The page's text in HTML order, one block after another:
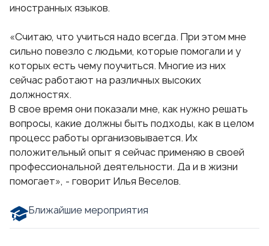
иностранных языков.
«Считаю, что учиться надо всегда. При этом мне
сильно повезло с людьми, которые помогали и у
которых есть чему поучиться. Многие из них
сейчас работают на различных высоких
должностях.
В свое время они показали мне, как нужно решать
вопросы, какие должны быть подходы, как в целом
процесс работы организовывается. Их
положительный опыт я сейчас применяю в своей
профессиональной деятельности. Да и в жизни
помогает», - говорит Илья Веселов.
Ближайшие мероприятия